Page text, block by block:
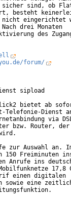
sind, ob
besteht
eingerichtet
drei Monaten
des
forum/
sipload
bietet ab
Telefonie-Dienst
via
bzw. Router, der
zur Auswahl an.
Freiminuten
Anrufe ins
17,8
einen digitalen
sowie eine